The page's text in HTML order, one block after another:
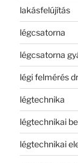
lakásfelújítás
légcsatorna
légcsatorna
légi felmérés
légtechnika
légtechnikai
légtechnikai